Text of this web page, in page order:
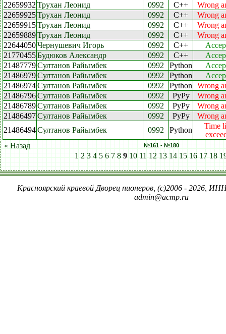
22659932 Трухан Леонид 0992 C++
Wrong
22659925Трухан Леонид 0992 C++
Wrong
22659915Трухан Леонид 0992 C++
Wrong
22659889Трухан Леонид 0992 C++
Wrong
22644050Чернушевич Игорь 0992 C++
21770455Будюков Александр 0992 C++
21487779Султанов Райымбек 0992 Python
21486979Султанов Райымбек 0992 Python
21486974Султанов Райымбек 0992 Python
Wrong
21486796Султанов Райымбек 0992 PyPy
Wrong
21486789Султанов Райымбек 0992 PyPy
Wrong
21486497Султанов Райымбек 0992 PyPy
Wrong
21486494Султанов Райымбек 0992 Python
Time
« Назад
№161 - №180
1 2 3 4 5 6 7 8 9 10 11 12 13 14 15 16 17 18
Красноярский краевой Дворец пионеров, (c)2006 - 2026,
admin@acmp.ru